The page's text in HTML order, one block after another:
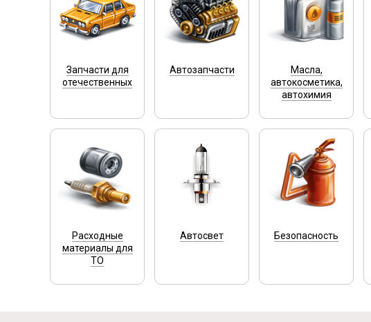
Запчасти для
отечественных
Автозапчасти
Масла,
автокосметика,
автохимия
Расходные
материалы для
ТО
Автосвет Безопасность